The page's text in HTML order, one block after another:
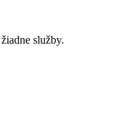
služby.